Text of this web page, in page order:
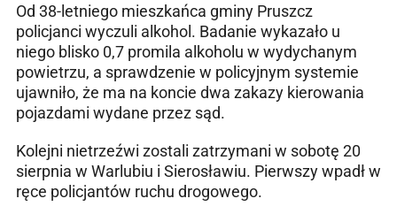
Od 38-letniego mieszkańca gminy Pruszcz
policjanci wyczuli alkohol. Badanie wykazało u
niego blisko 0,7 promila alkoholu w wydychanym
powietrzu, a sprawdzenie w policyjnym systemie
ujawniło, że ma na koncie dwa zakazy kierowania
pojazdami wydane przez sąd.
Kolejni nietrzeźwi zostali zatrzymani w sobotę 20
sierpnia w Warlubiu i Sierosławiu. Pierwszy wpadł w
ręce policjantów ruchu drogowego.